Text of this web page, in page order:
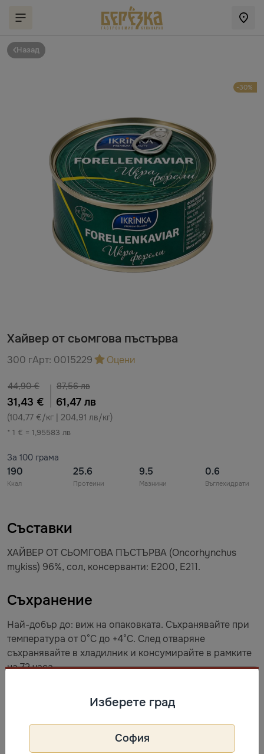
Назад
-30%
Хайвер от сьомгова пъстърва
300 гАрт: 0015229 Оцени
44,90 €
31,43 €
87,56 лв
61,47 лв
(104,77 €/кг | 204,91 лв/кг)
* 1 € = 1,95583 лв
За 100 грама
190
Ккал
25.6
Протеини
9.5
Мазнини
0.6
Въглехидрати
Съставки
ХАЙВЕР ОТ СЬОМГОВА ПЪСТЪРВА (Oncorhynchus
mykiss) 96%, сол, консерванти: E200, E211.
Съхранение
Най-добър до: виж на опаковката. Cъхранявайте при
температура от 0°C до +4°C. След отваряне
съхранявайте в хладилник и консумирайте в рамките
на 72 часа.
Информация за производител
Erste Kaviar Company
Телефон: +49 6673 2083600
Изберете град
София